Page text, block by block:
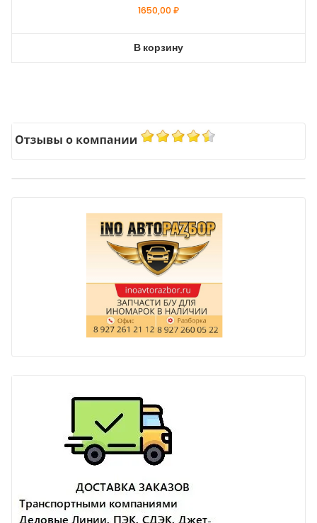
1650,00₽
В корзину